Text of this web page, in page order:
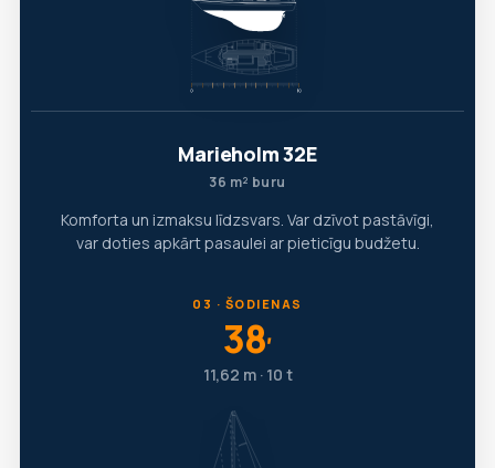
Marieholm 32E
36 m² buru
Komforta un izmaksu līdzsvars. Var dzīvot pastāvīgi,
var doties apkārt pasaulei ar pieticīgu budžetu.
03 · ŠODIENAS
38′
11,62 m · 10 t